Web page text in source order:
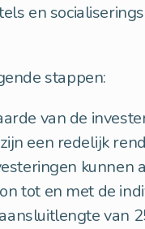
en
stappen:
van de
een redelijk
tot en met de
van